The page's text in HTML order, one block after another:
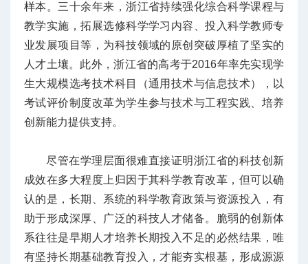
样本。三十余年来，浙江省持续强化综合科学课程与
教学实施，拓展选修科学学习内容、投入科学教师专
业发展项目等，为科技领域的原创突破厚植了坚实的
人才土壤。此外，浙江省的高考于2016年率先实现学
生大规模选考技术科目（通用技术与信息技术），以
考试评价制度改革为学生参与技术与工程实践、培养
创新能力提供支持。
尽管在学理层面很难直接证明浙江省的科技创新
成效在多大程度上归因于其科学教育改革，但可以确
认的是，长期、系统的科学教育政策与资源投入，有
助于形成深厚、广泛的科技人才储备。脆弱的创新体
系往往是早期人才培养长期投入不足的必然结果，唯
有坚持长期基础教育投入，才能夯实根基，形成源源